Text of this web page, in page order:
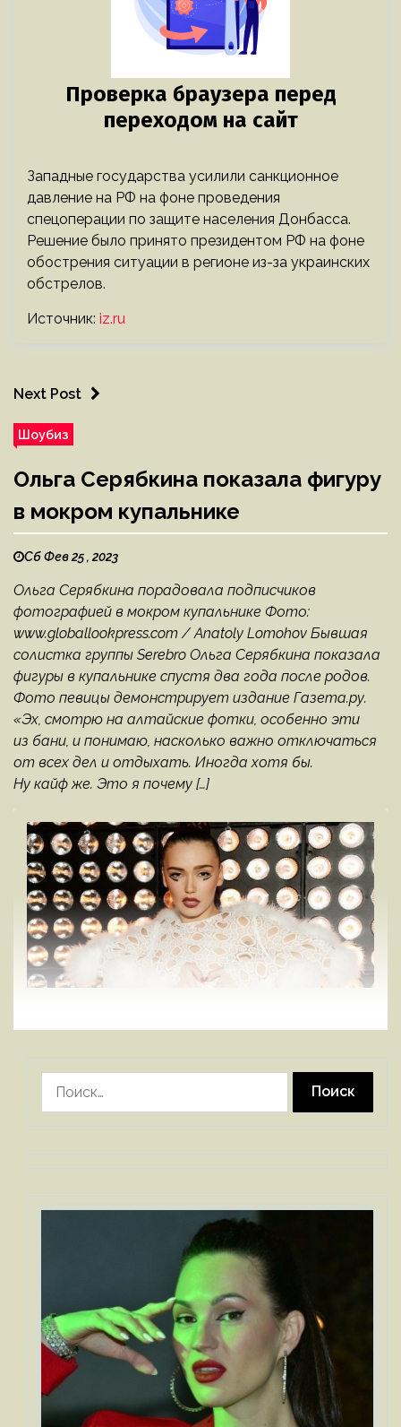
Западные государства усилили санкционное
давление на РФ на фоне проведения
спецоперации по защите населения Донбасса.
Решение было принято президентом РФ на фоне
обострения ситуации в регионе из-за украинских
обстрелов.
Источник: iz.ru
Next Post
Шоубиз
Ольга Серябкина показала фигуру
в мокром купальнике
Сб Фев 25 , 2023
Ольга Серябкина порадовала подписчиков
фотографией в мокром купальнике Фото:
www.globallookpress.com / Anatoly Lomohov Бывшая
солистка группы Serebro Ольга Серябкина показала
фигуры в купальнике спустя два года после родов.
Фото певицы демонстрирует издание Газета.ру.
«Эх, смотрю на алтайские фотки, особенно эти
из бани, и понимаю, насколько важно отключаться
от всех дел и отдыхать. Иногда хотя бы.
Ну кайф же. Это я почему […]